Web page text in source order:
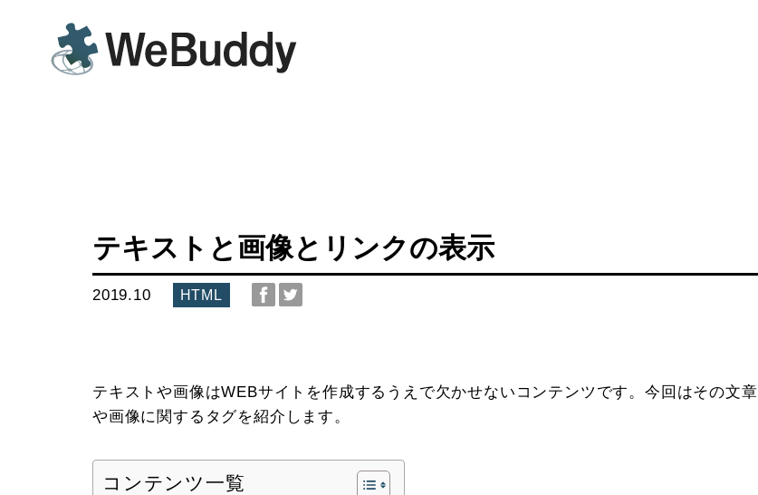
テキストと画像とリンクの表示
2019.10 HTML
テキストや画像はWEBサイトを作成するうえで欠かせないコンテンツです。今回はその文章
や画像に関するタグを紹介します。
コンテンツ一覧